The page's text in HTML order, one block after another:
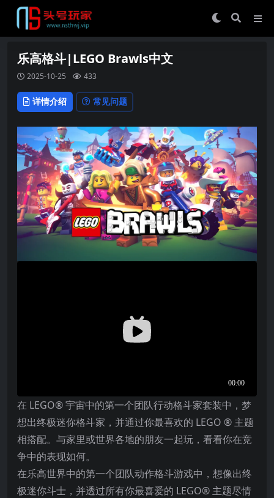
乐高格斗|LEGO Brawls中文
2025-10-25 433
详情介绍 常见问题
在 LEGO® 宇宙中的第一个团队行动格斗家套装中，梦
想出终极迷你格斗家，并通过你最喜欢的 LEGO ® 主题
相搭配。与家里或世界各地的朋友一起玩，看看你在竞
争中的表现如何。
在乐高世界中的第一个团队动作格斗游戏中，想像出终
极迷你斗士，并透过所有你最喜爱的 LEGO® 主题尽情